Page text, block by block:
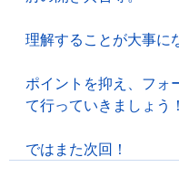
理解することが大事に
ポイントを抑え、フォ
て行っていきましょう！
ではまた次回！